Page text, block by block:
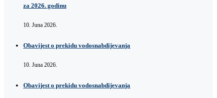
za 2026. godinu
10. Juna 2026.
Obavijest o prekidu vodosnabdijevanja
10. Juna 2026.
Obavijest o prekidu vodosnabdijevanja